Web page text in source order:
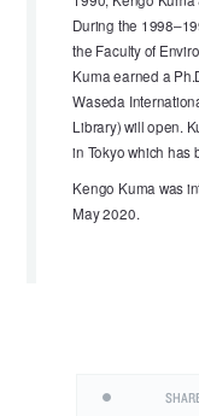
During the
the Faculty of
Kuma earned a
Waseda
Library) will open.
in Tokyo which has
Kengo Kuma was
May 2020.